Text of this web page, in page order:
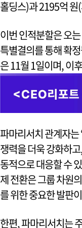
홀딩스)과 2195억
이번 인적분할은 오
특별결의를 통해 확
은 11월 1일이며, 이
파마리서치 관계자
쟁력을 더욱 강화하
동적으로 대응할 수
제 전환은 그룹 차원
를 위한 중요한 발판
한편, 파마리서치는